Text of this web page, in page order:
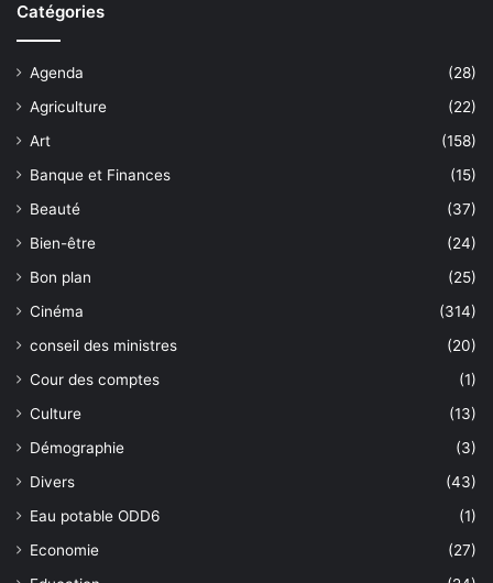
Catégories
Agenda
(28)
Agriculture
(22)
Art
(158)
Banque et Finances
(15)
Beauté
(37)
Bien-être
(24)
Bon plan
(25)
Cinéma
(314)
conseil des ministres
(20)
Cour des comptes
(1)
Culture
(13)
Démographie
(3)
Divers
(43)
Eau potable ODD6
(1)
Economie
(27)